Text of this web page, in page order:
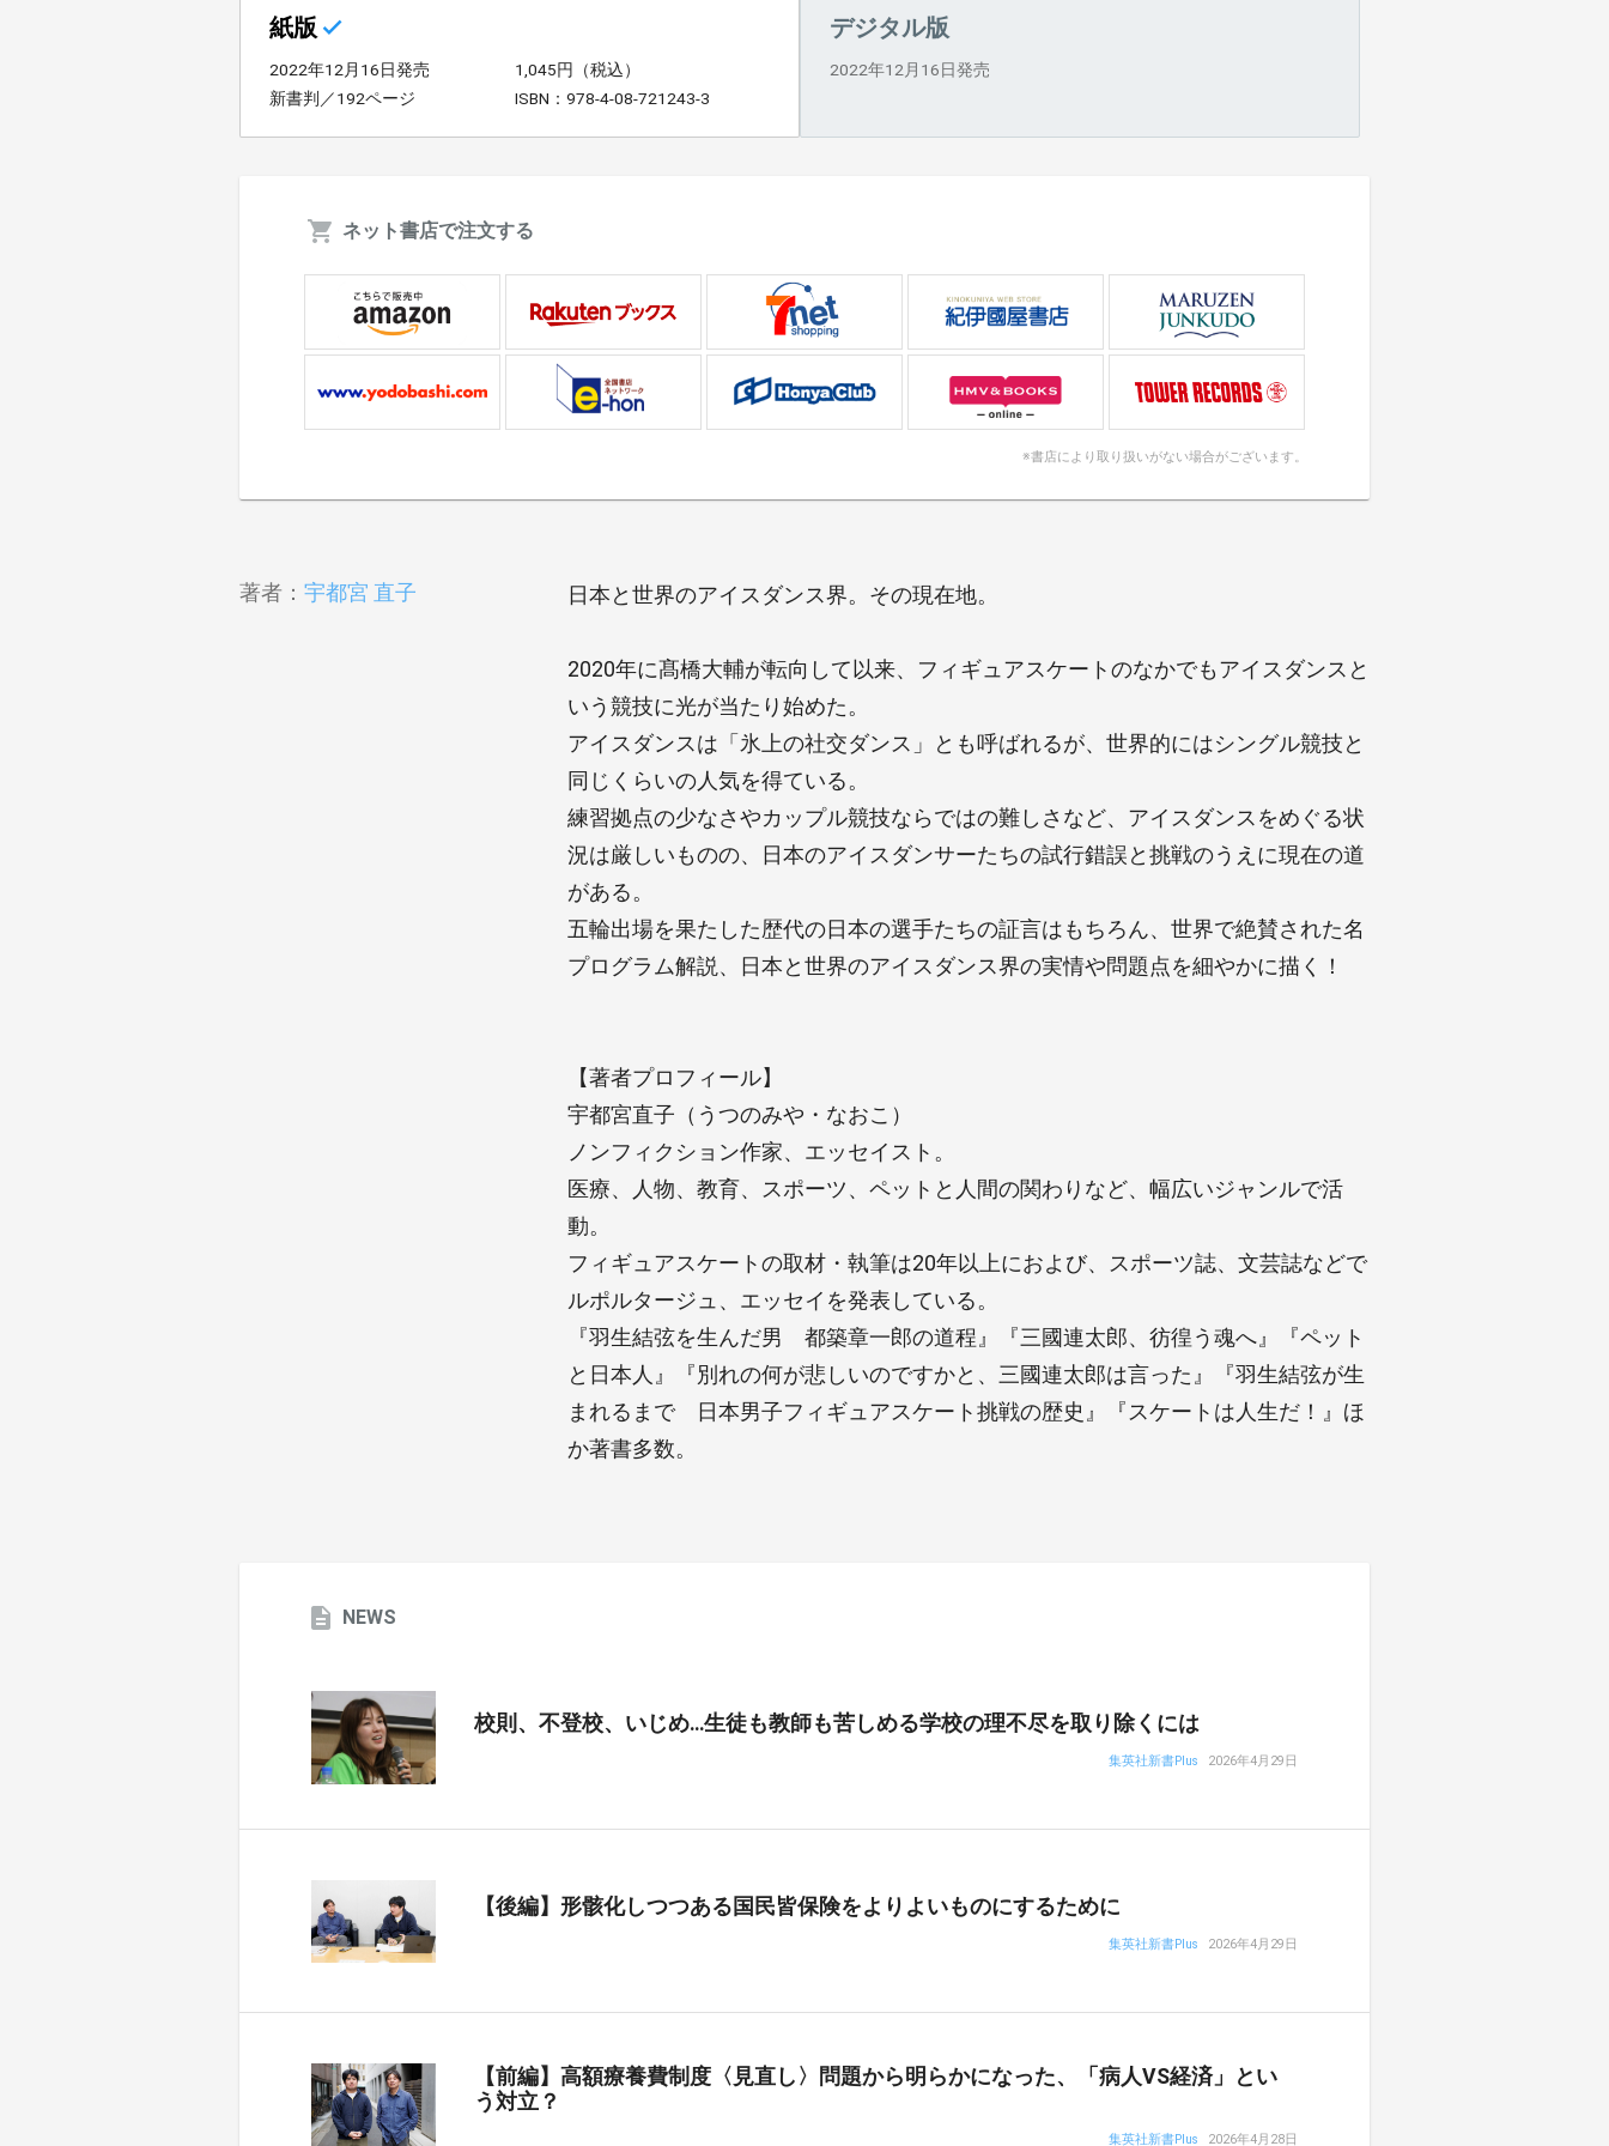
紙版
2022年12月16日発売
1,045円（税込）
新書判／192ページ
ISBN：978-4-08-721243-3
デジタル版
2022年12月16日発売
ネット書店で注文する
※書店により取り扱いがない場合がございます。
著者： 宇都宮 直子 日本と世界のアイスダンス界。その現在地。
2020年に髙橋大輔が転向して以来、フィギュアスケートのなかでもアイスダンスと
いう競技に光が当たり始めた。
アイスダンスは「氷上の社交ダンス」とも呼ばれるが、世界的にはシングル競技と
同じくらいの人気を得ている。
練習拠点の少なさやカップル競技ならではの難しさなど、アイスダンスをめぐる状
況は厳しいものの、日本のアイスダンサーたちの試行錯誤と挑戦のうえに現在の道
がある。
五輪出場を果たした歴代の日本の選手たちの証言はもちろん、世界で絶賛された名
プログラム解説、日本と世界のアイスダンス界の実情や問題点を細やかに描く！
【著者プロフィール】
宇都宮直子（うつのみや・なおこ）
ノンフィクション作家、エッセイスト。
医療、人物、教育、スポーツ、ペットと人間の関わりなど、幅広いジャンルで活
動。
フィギュアスケートの取材・執筆は20年以上におよび、スポーツ誌、文芸誌などで
ルポルタージュ、エッセイを発表している。
『羽生結弦を生んだ男 都築章一郎の道程』『三國連太郎、彷徨う魂へ』『ペット
と日本人』『別れの何が悲しいのですかと、三國連太郎は言った』『羽生結弦が生
まれるまで 日本男子フィギュアスケート挑戦の歴史』『スケートは人生だ！』ほ
か著書多数。
NEWS
校則、不登校、いじめ…生徒も教師も苦しめる学校の理不尽を取り除くには
集英社新書Plus 2026年4月29日
【後編】形骸化しつつある国民皆保険をよりよいものにするために
集英社新書Plus 2026年4月29日
【前編】高額療養費制度〈見直し〉問題から明らかになった、「病人VS経済」とい
う対立？
集英社新書Plus 2026年4月28日